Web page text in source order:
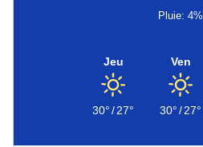
Pluie: 4%
Jeu
30°/27°
Ven
30°/27°